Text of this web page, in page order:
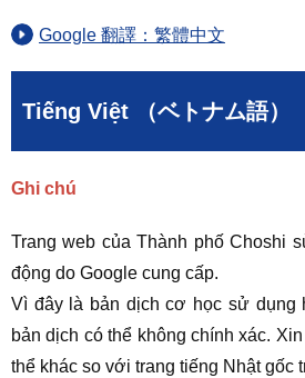
Google 翻譯：繁體中文
Tiếng Việt （ベトナム語）
Ghi chú
Trang web của Thành phố Choshi
động do Google cung cấp.
Vì đây là bản dịch cơ học sử dụng
bản dịch có thể không chính xác.
thể khác so với trang tiếng Nhật gốc